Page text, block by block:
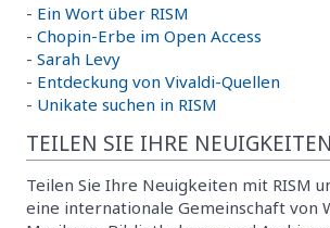
- Ein Wort über RISM
- Chopin-Erbe im Open Access
- Sarah Levy
- Entdeckung von Vivaldi-Quellen
- Unikate suchen in RISM
TEILEN SIE IHRE
Teilen Sie Ihre Neuigkeiten mit RISM
eine internationale Gemeinschaft von